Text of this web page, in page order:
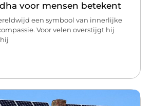
voor mensen betekent
een symbool van innerlijke
Voor velen overstijgt hij